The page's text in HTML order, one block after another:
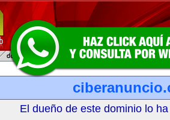
El dueño de este dominio lo